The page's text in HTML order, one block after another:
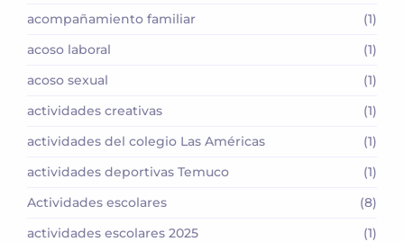
acompañamiento familiar
(1)
acoso laboral
(1)
acoso sexual
(1)
actividades creativas
(1)
actividades del colegio Las Américas
(1)
actividades deportivas Temuco
(1)
Actividades escolares
(8)
actividades escolares 2025
(1)